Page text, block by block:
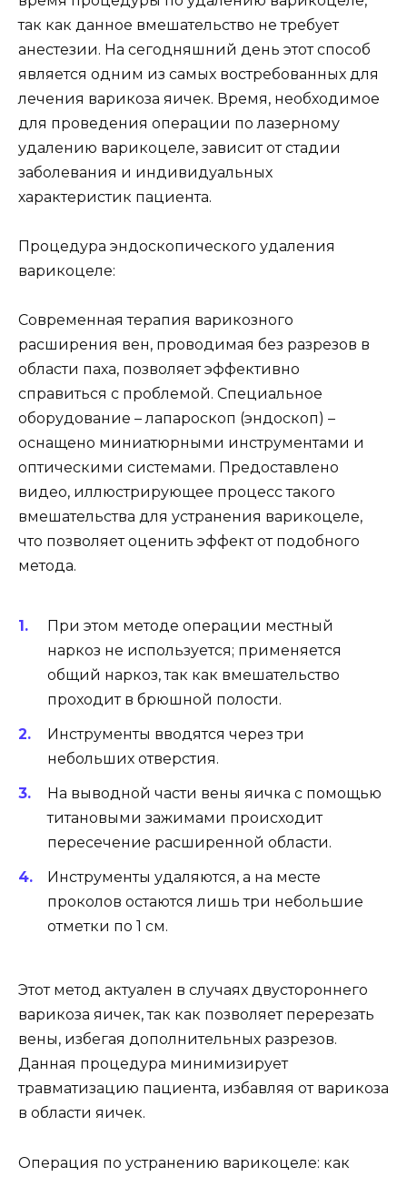
так как данное вмешательство не требует
анестезии. На сегодняшний день этот способ
является одним из самых востребованных для
лечения варикоза яичек. Время, необходимое
для проведения операции по лазерному
удалению варикоцеле, зависит от стадии
заболевания и индивидуальных
характеристик пациента.
Процедура эндоскопического удаления
варикоцеле:
Современная терапия варикозного
расширения вен, проводимая без разрезов в
области паха, позволяет эффективно
справиться с проблемой. Специальное
оборудование – лапароскоп (эндоскоп) –
оснащено миниатюрными инструментами и
оптическими системами. Предоставлено
видео, иллюстрирующее процесс такого
вмешательства для устранения варикоцеле,
что позволяет оценить эффект от подобного
метода.
При этом методе операции местный
наркоз не используется; применяется
общий наркоз, так как вмешательство
проходит в брюшной полости.
Инструменты вводятся через три
небольших отверстия.
На выводной части вены яичка с помощью
титановыми зажимами происходит
пересечение расширенной области.
Инструменты удаляются, а на месте
проколов остаются лишь три небольшие
отметки по 1 см.
Этот метод актуален в случаях двустороннего
варикоза яичек, так как позволяет перерезать
вены, избегая дополнительных разрезов.
Данная процедура минимизирует
травматизацию пациента, избавляя от варикоза
в области яичек.
Операция по устранению варикоцеле: как